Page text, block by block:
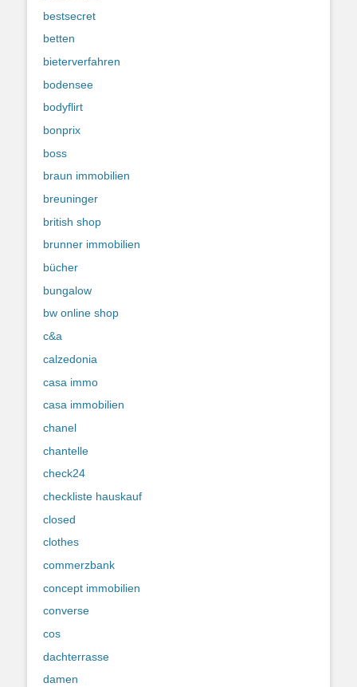
bestsecret
betten
bieterverfahren
bodensee
bodyflirt
bonprix
boss
braun immobilien
breuninger
british shop
brunner immobilien
bücher
bungalow
bw online shop
c&a
calzedonia
casa immo
casa immobilien
chanel
chantelle
check24
checkliste hauskauf
closed
clothes
commerzbank
concept immobilien
converse
cos
dachterrasse
damen